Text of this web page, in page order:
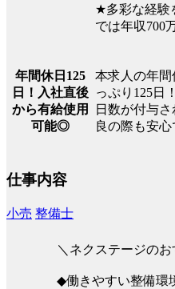
★多彩な経験
では年収700
年間休日125
日！入社直後
から有給使用
可能◎
本求人の年
っぷり125日
日数が付与
良の際も安
仕事内容
小売 整備士
＼ネクステージの
◆働きやすい整備環